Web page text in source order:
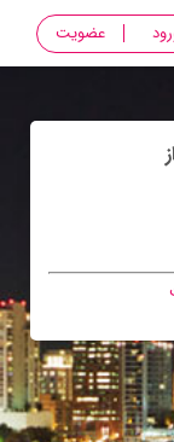
عضویت